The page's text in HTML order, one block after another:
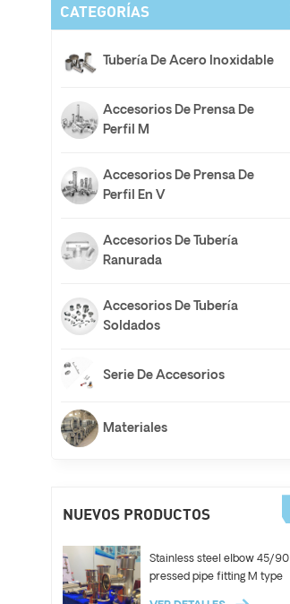
CATEGORÍAS
Tubería De Acero Inoxidable
Accesorios De Prensa De
Perfil M
Accesorios De Prensa De
Perfil En V
Accesorios De Tubería
Ranurada
Accesorios De Tubería
Soldados
Serie De Accesorios
Materiales
NUEVOS PRODUCTOS
Stainless steel elbow 45/90
pressed pipe fitting M type